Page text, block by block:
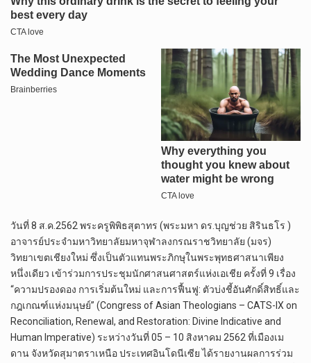
วันที่ 8 ส.ค.2562 พระครูพิพิธสุตาทร (พระมหา ดร.บุญช่วย สิรินธโร )
อาจารย์ประจำมหาวิทยาลัยมหาจุฬาลงกรณราชวิทยาลัย (มจร)
วิทยาเขตเชียงใหม่ ซึ่งเป็นตัวแทนพระภิกษุในพระพุทธศาสนาเพียง
หนึ่งเดียว เข้าร่วมการประชุมนักศาสนศาสตร์แห่งเอเชีย ครั้งที่ 9 เรื่อง
“ความปรองดอง การเริ่มต้นใหม่ และการฟื้นฟู: ตัวบ่งชี้อันศักดิ์สิทธิ์และ
กฎเกณฑ์แห่งมนุษย์” (Congress of Asian Theologians – CATS-IX on
Reconciliation, Renewal, and Restoration: Divine Indicative and
Human Imperative) ระหว่างวันที่ 05 – 10 สิงหาคม 2562 ที่เมืองเม
ดาน จังหวัดสุมาตราเหนือ ประเทศอินโดนีเซีย ได้รายงานผลการร่วม